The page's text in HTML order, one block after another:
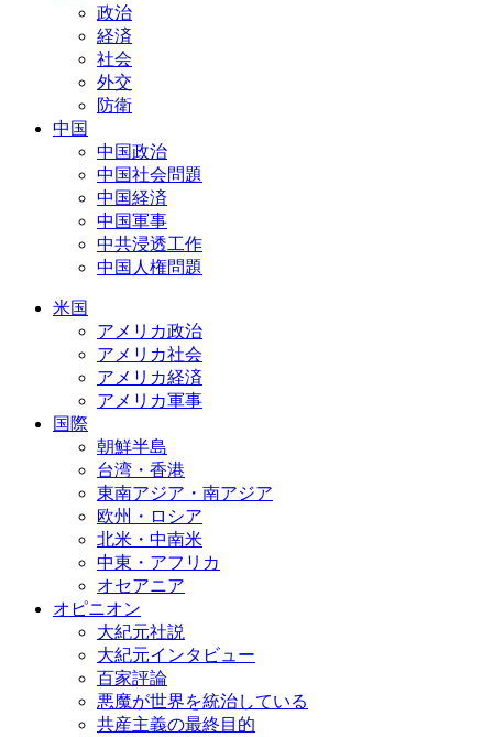
政治
経済
社会
外交
防衛
中国
中国政治
中国社会問題
中国経済
中国軍事
中共浸透工作
中国人権問題
米国
アメリカ政治
アメリカ社会
アメリカ経済
アメリカ軍事
国際
朝鮮半島
台湾・香港
東南アジア・南アジア
欧州・ロシア
北米・中南米
中東・アフリカ
オセアニア
オピニオン
大紀元社説
大紀元インタビュー
百家評論
悪魔が世界を統治している
共産主義の最終目的